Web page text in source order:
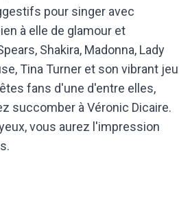
pour singer avec
à elle de glamour et
Shakira, Madonna, Lady
Tina Turner et son vibrant jeu
fans d'une d'entre elles,
succomber à Véronic Dicaire.
vous aurez l'impression